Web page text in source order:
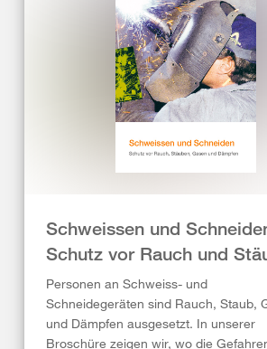
Schweissen und
Schutz vor Rauch und
Personen an Schweiss- und
Schneidegeräten sind Rauch, Staub,
und Dämpfen ausgesetzt. In unserer
Broschüre zeigen wir, wo die